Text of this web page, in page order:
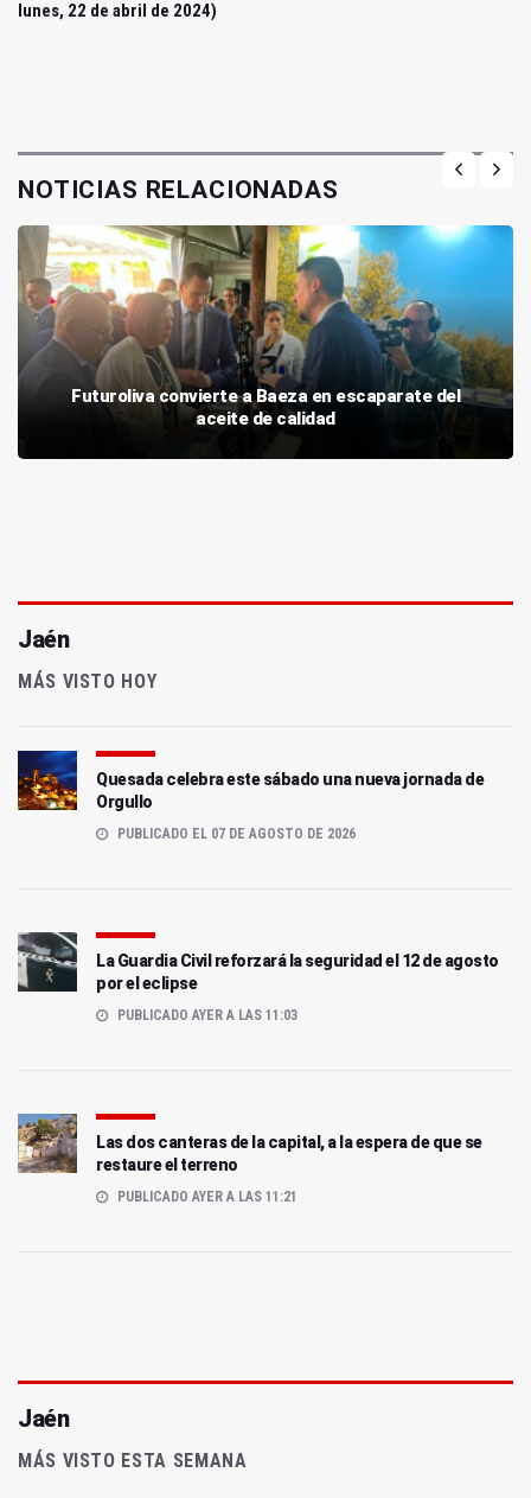
lunes, 22 de abril de 2024)
NOTICIAS RELACIONADAS
Futuroliva convierte a Baeza en escaparate del
aceite de calidad
Jaén
MÁS VISTO HOY
Quesada celebra este sábado una nueva jornada de
Orgullo
PUBLICADO EL 07 DE AGOSTO DE 2026
La Guardia Civil reforzará la seguridad el 12 de agosto
por el eclipse
PUBLICADO AYER A LAS 11:03
Las dos canteras de la capital, a la espera de que se
restaure el terreno
PUBLICADO AYER A LAS 11:21
Jaén
MÁS VISTO ESTA SEMANA